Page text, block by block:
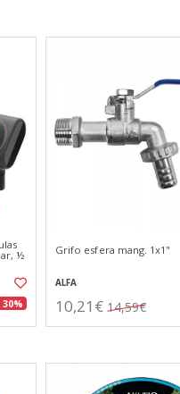
½
30%
Grifo esfera mang. 1x1"
ALFA
10,21€ 14,59€